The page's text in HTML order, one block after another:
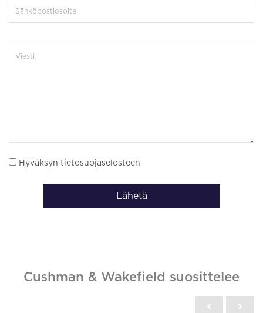
Hyväksyn tietosuojaselosteen
Lähetä
Cushman & Wakefield suosittelee